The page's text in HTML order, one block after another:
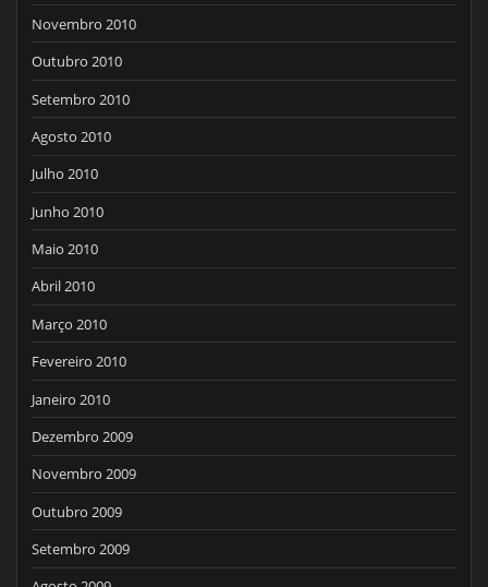
Novembro 2010
Outubro 2010
Setembro 2010
Agosto 2010
Julho 2010
Junho 2010
Maio 2010
Abril 2010
Março 2010
Fevereiro 2010
Janeiro 2010
Dezembro 2009
Novembro 2009
Outubro 2009
Setembro 2009